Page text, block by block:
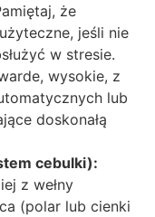
że
jeśli nie
w stresie.
wysokie, z
lub
doskonałą
cebulki):
z wełny
(polar lub cienki